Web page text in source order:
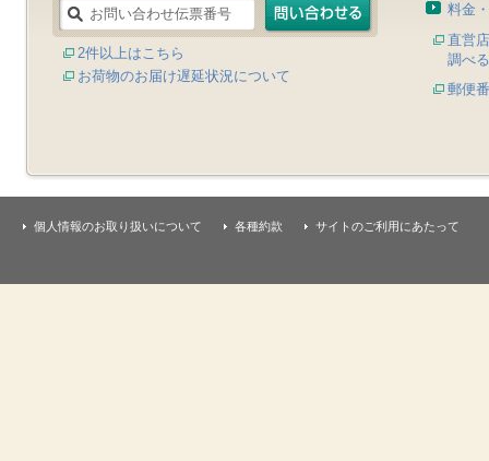
2件以上はこちら
お荷物のお届け遅延状況について
料金
直営
調べる
郵便
個人情報のお取り扱いについて 各種約款 サイトのご利用にあたって